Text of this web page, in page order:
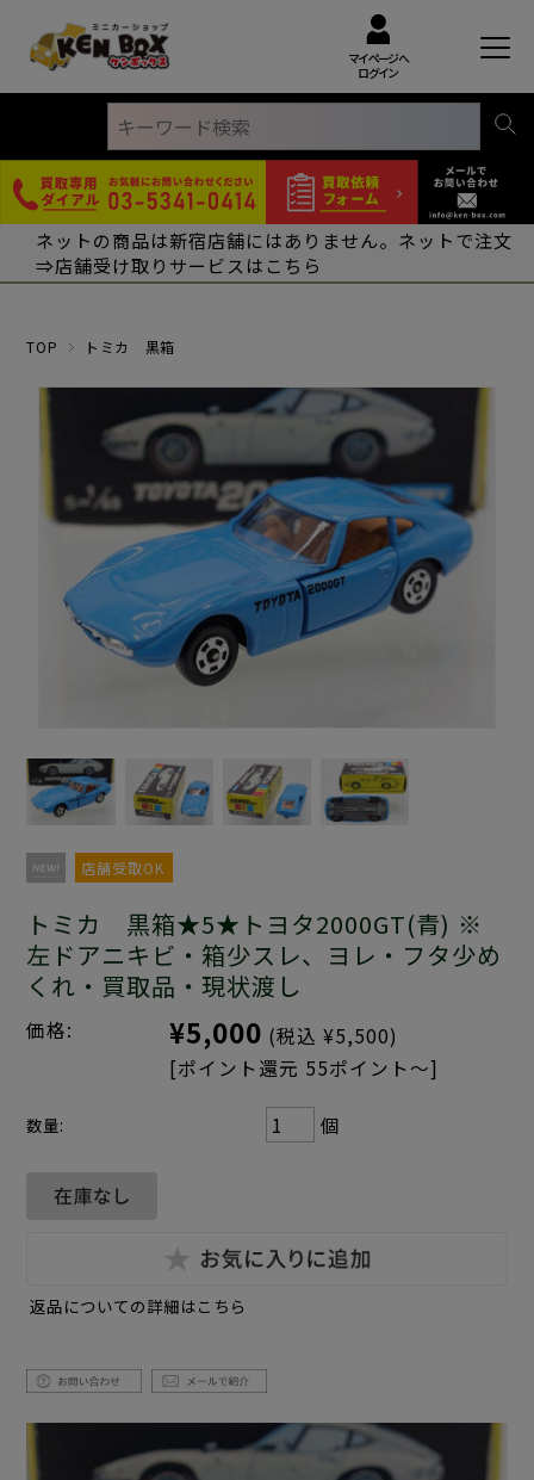
マイページへ
ログイン
ネットの商品は新宿店舗にはありません。ネットで注文
⇒店舗受け取りサービスはこちら
TOP トミカ 黒箱
店舗受取OK
トミカ 黒箱★5★トヨタ2000GT(青) ※
左ドアニキビ・箱少スレ、ヨレ・フタ少め
くれ・買取品・現状渡し
価格: ¥5,000 (税込 ¥5,500)
[ポイント還元 55ポイント～]
数量: 個
返品についての詳細はこちら